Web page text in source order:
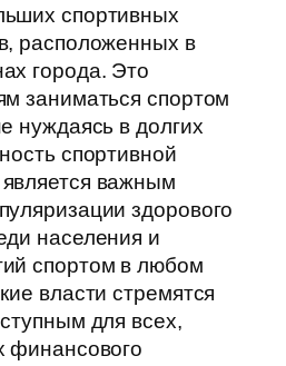
спортивных
расположенных в
города. Это
заниматься спортом
нуждаясь в долгих
спортивной
важным
здорового
населения и
спортом в любом
власти стремятся
для всех,
финансового